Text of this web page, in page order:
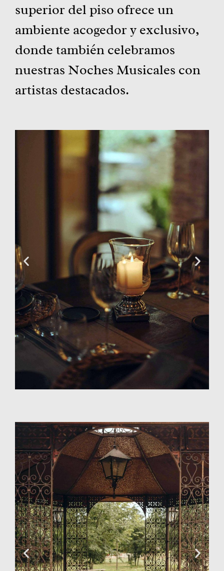
superior del piso ofrece un
ambiente acogedor y exclusivo,
donde también celebramos
nuestras Noches Musicales con
artistas destacados.